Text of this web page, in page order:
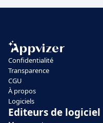
Confidentialité
Transparence
CGU
À propos
Logiciels
Editeurs de logiciel